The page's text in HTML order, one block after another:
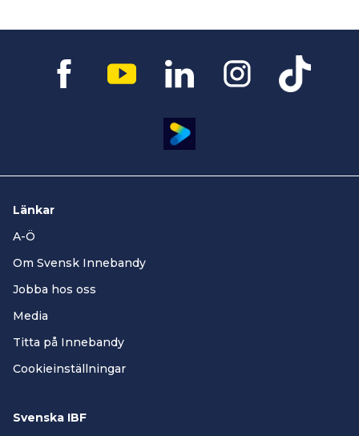
Länkar
A-Ö
Om Svensk Innebandy
Jobba hos oss
Media
Titta på Innebandy
Cookieinställningar
Svenska IBF